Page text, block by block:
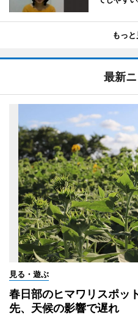
もっ
最新
見る・遊ぶ
春日部のヒマワリスポ
先、天候の影響で遅れ